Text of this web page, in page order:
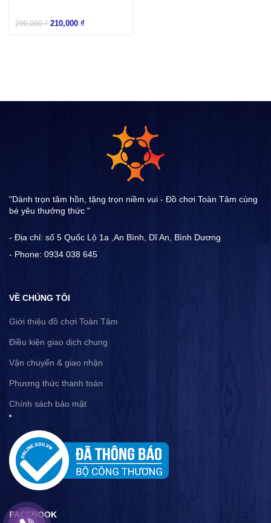
290,000₫ 210,000 ₫
"Dành trọn tâm hồn, tặng trọn niềm vui - Đồ chơi Toàn Tâm cùng
bé yêu thưởng thức "
- Địa chỉ: số 5 Quốc Lộ 1a ,An Bình, Dĩ An, Bình Dương
- Phone: 0934 038 645
VỀ CHÚNG TÔI
Giới thiệu đồ chơi Toàn Tâm
Điều kiện giao dịch chung
Vận chuyển & giao nhận
Phương thức thanh toán
Chính sách bảo mật
FACEBOOK